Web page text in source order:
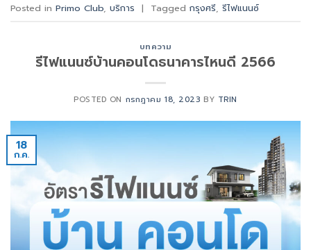
Posted in Primo Club, บริการ | Tagged กรุงศรี, รีไฟแนนซ์
บทความ
รีไฟแนนซ์บ้านคอนโดธนาคารไหนดี 2566
POSTED ON กรกฎาคม 18, 2023 BY TRIN
18
ก.ค.